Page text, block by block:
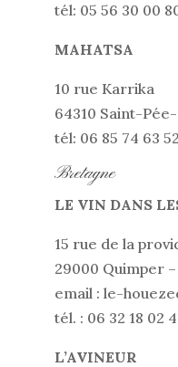
tél: 05 56 30 00
MAHATSA
10 rue Karrika
64310 Saint-
tél: 06 85 74 63 52
Bretagne
LE VIN DANS
15 rue de la
29000 Quimper
email : le-
tél. : 06 32 18 02
L’AVINEUR